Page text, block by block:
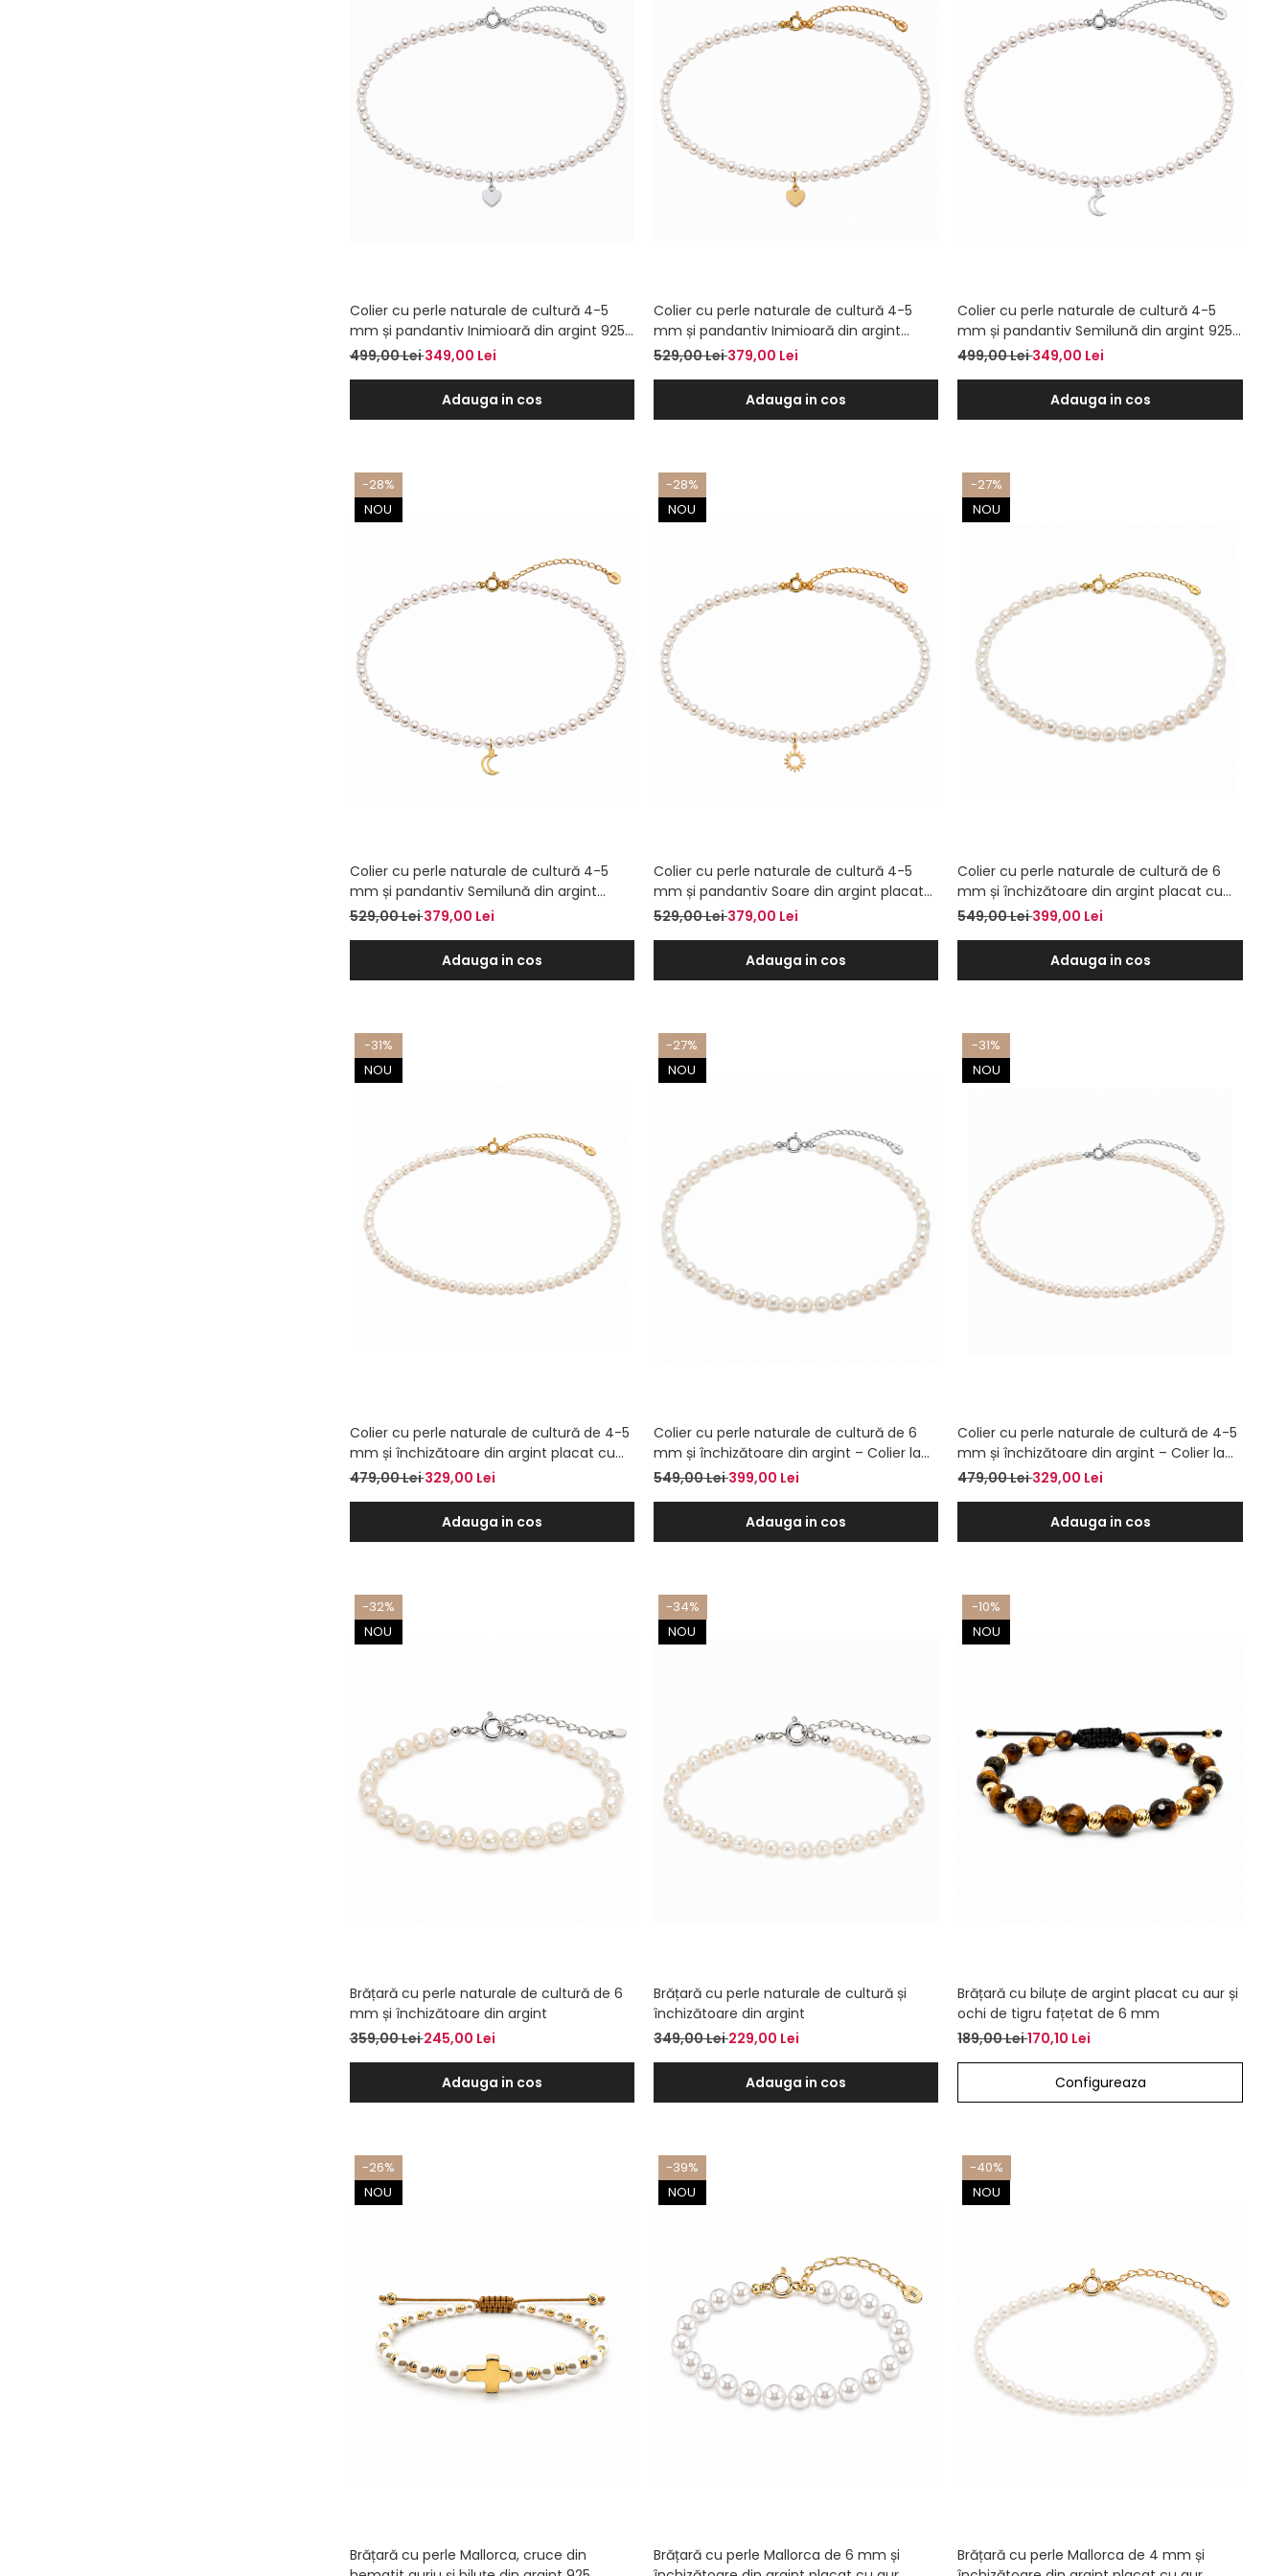
Colier cu perle naturale de cultură 4-5
mm și pandantiv Inimioară din argint 925
– Colier la baza gâtului, cadoul perfect
499,00 Lei349,00 Lei
Adauga in cos
Colier cu perle naturale de cultură 4-5
mm și pandantiv Inimioară din argint
placat cu aur – Colier la baza gâtului,
529,00 Lei379,00 Lei
Adauga in cos
Colier cu perle naturale de cultură 4-5
mm și pandantiv Semilună din argint 925
– Colier la baza gâtului
499,00 Lei349,00 Lei
Adauga in cos
-28%
NOU
Colier cu perle naturale de cultură 4-5
mm și pandantiv Semilună din argint
placat cu aur – Colier la baza gâtului
529,00 Lei379,00 Lei
Adauga in cos
-28%
NOU
Colier cu perle naturale de cultură 4-5
mm și pandantiv Soare din argint placat
cu aur – Colier la baza gâtului
529,00 Lei379,00 Lei
Adauga in cos
-27%
NOU
Colier cu perle naturale de cultură de 6
mm și închizătoare din argint placat cu
aur – Colier la baza gâtului
549,00 Lei399,00 Lei
Adauga in cos
-31%
NOU
Colier cu perle naturale de cultură de 4-5
mm și închizătoare din argint placat cu
aur – Colier la baza gâtului
479,00 Lei329,00 Lei
Adauga in cos
-27%
NOU
Colier cu perle naturale de cultură de 6
mm și închizătoare din argint – Colier la
baza gâtului
549,00 Lei399,00 Lei
Adauga in cos
-31%
NOU
Colier cu perle naturale de cultură de 4-5
mm și închizătoare din argint – Colier la
baza gâtului
479,00 Lei329,00 Lei
Adauga in cos
-32%
NOU
Brățară cu perle naturale de cultură de 6
mm și închizătoare din argint
359,00 Lei245,00 Lei
Adauga in cos
-34%
NOU
Brățară cu perle naturale de cultură și
închizătoare din argint
349,00 Lei229,00 Lei
Adauga in cos
-10%
NOU
Brățară cu biluțe de argint placat cu aur și
ochi de tigru fațetat de 6 mm
189,00 Lei170,10 Lei
Configureaza
-26%
NOU
Brățară cu perle Mallorca, cruce din
-39%
NOU
Brățară cu perle Mallorca de 6 mm și
-40%
NOU
Brățară cu perle Mallorca de 4 mm și